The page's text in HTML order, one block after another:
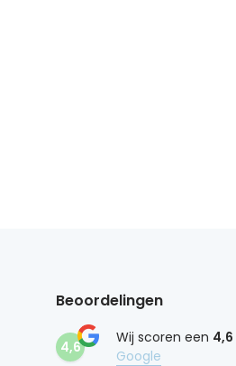
Beoordelingen
4,6
Wij scoren een 4,6
Google